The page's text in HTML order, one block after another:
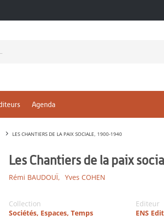
Agenda
LES CHANTIERS DE LA PAIX SOCIALE, 1900-1940
Les Chantiers de la paix
Rémi BAUDOUÏ, Yves COHEN
Collection
Sociétés, Espaces, Temps
Editeur
ENS